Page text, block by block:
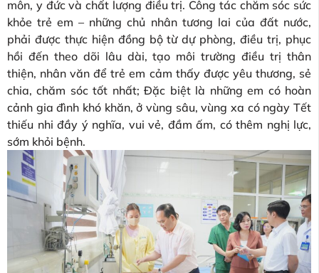
môn, y đức và chất lượng điều trị. Công tác chăm sóc sức
khỏe trẻ em – những chủ nhân tương lai của đất nước,
phải được thực hiện đồng bộ từ dự phòng, điều trị, phục
hồi đến theo dõi lâu dài, tạo môi trường điều trị thân
thiện, nhân văn để trẻ em cảm thấy được yêu thương, sẻ
chia, chăm sóc tốt nhất; Đặc biệt là những em có hoàn
cảnh gia đình khó khăn, ở vùng sâu, vùng xa có ngày Tết
thiếu nhi đầy ý nghĩa, vui vẻ, đầm ấm, có thêm nghị lực,
sớm khỏi bệnh.